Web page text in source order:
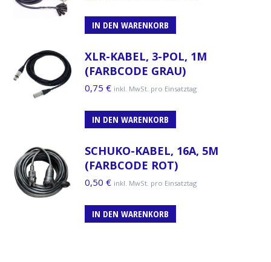
IN DEN WARENKORB
XLR-KABEL, 3-POL, 1M
(FARBCODE GRAU)
0,75 € inkl. MwSt. pro Einsatztag
IN DEN WARENKORB
SCHUKO-KABEL, 16A, 5M
(FARBCODE ROT)
0,50 € inkl. MwSt. pro Einsatztag
IN DEN WARENKORB